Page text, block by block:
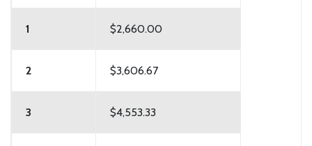
1 $2,660.00
2 $3,606.67
3 $4,553.33